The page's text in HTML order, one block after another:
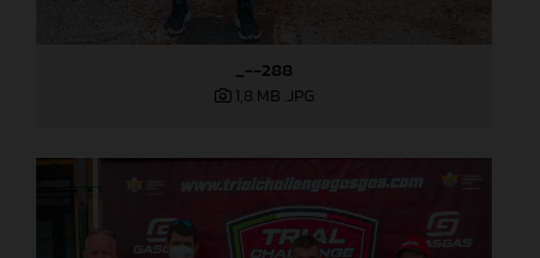
_--288
1,8 MB .JPG